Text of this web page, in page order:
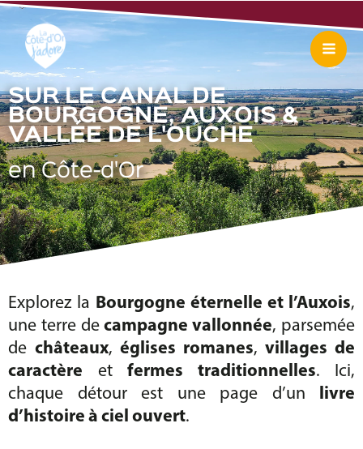
Aller
au
contenu
SUR LE CANAL DE
BOURGOGNE, AUXOIS &
VALLÉE DE L'OUCHE
en Côte-d'Or
Explorez la Bourgogne éternelle et l’Auxois,
une terre decampagne vallonnée, parsemée
de châteaux,églises romanes,villages de
caractère et fermes traditionnelles. Ici,
chaque détour est une page d’un livre
d’histoire à ciel ouvert.